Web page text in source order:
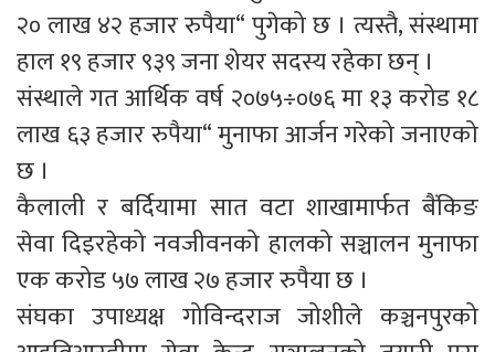
२० लाख ४२ हजार रुपैया“ पुगेको छ । त्यस्तै, संस्थामा
हाल १९ हजार ९३९ जना शेयर सदस्य रहेका छन् ।
संस्थाले गत आर्थिक वर्ष २०७५÷०७६ मा १३ करोड १८
लाख ६३ हजार रुपैया“ मुनाफा आर्जन गरेको जनाएको
छ ।
कैलाली र बर्दियामा सात वटा शाखामार्फत बैंकिङ
सेवा दिइरहेको नवजीवनको हालको सञ्चालन मुनाफा
एक करोड ५७ लाख २७ हजार रुपैया छ ।
संघका उपाध्यक्ष गोविन्दराज जोशीले कञ्चनपुरको